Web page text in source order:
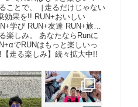
ことで、［走るだけじゃない
効果を!! RUN+おいしい
学び RUN+友達 RUN+旅…
楽しみ。 あなたならRunに
でRUNはもっと楽しいっ
走る楽しみ】続々拡大中!!